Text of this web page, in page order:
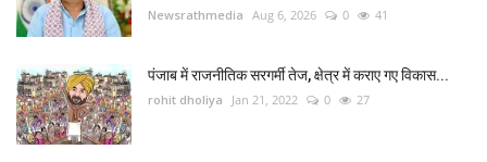
Newsrathmedia Aug 6, 2026 0 41
पंजाब में राजनीतिक सरगर्मी तेज, क्षेत्र में कराए गए विकास...
rohit dholiya Jan 21, 2022 0 27